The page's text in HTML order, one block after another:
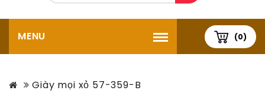
(0)
MENU
Giày mọi xỏ 57-359-B